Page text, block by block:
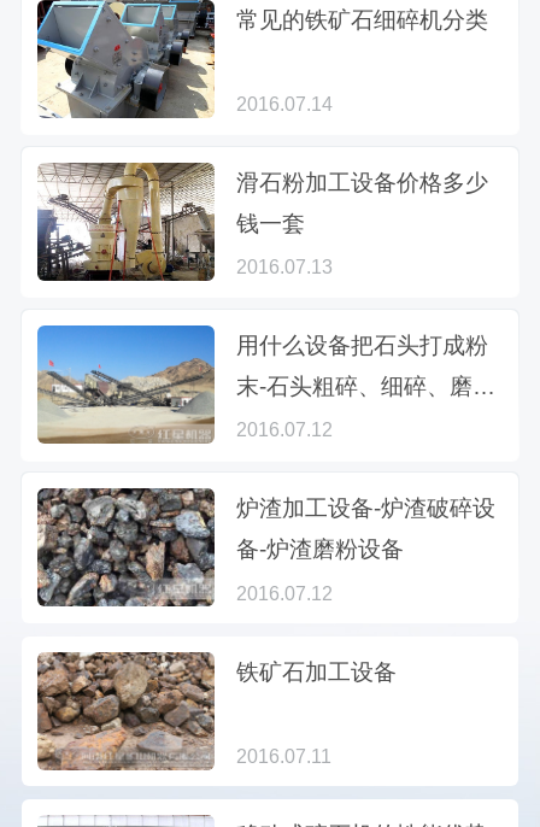
常见的铁矿石细碎机分类
2016.07.14
滑石粉加工设备价格多少
钱一套
2016.07.13
用什么设备把石头打成粉
末-石头粗碎、细碎、磨粉
设备
2016.07.12
炉渣加工设备-炉渣破碎设
备-炉渣磨粉设备
2016.07.12
铁矿石加工设备
2016.07.11